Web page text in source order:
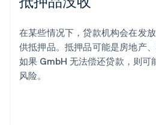
在某些情况下，贷款机构会在发
供抵押品。抵押品可能是房地产
如果 GmbH 无法偿还贷款，则可
风险。